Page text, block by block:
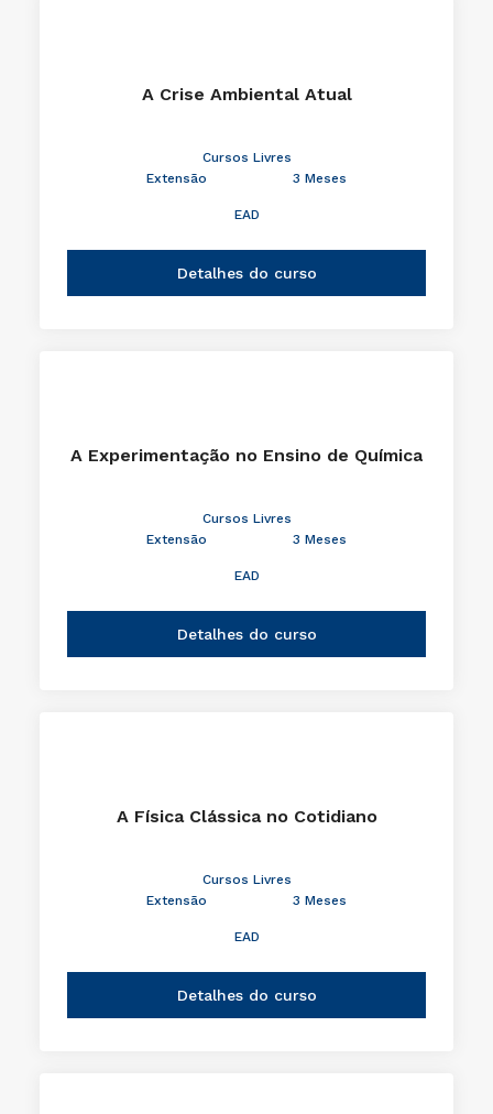
A Crise Ambiental Atual
Cursos Livres
Extensão
3 Meses
EAD
Detalhes do curso
A Experimentação no Ensino de Química
Cursos Livres
Extensão
3 Meses
EAD
Detalhes do curso
A Física Clássica no Cotidiano
Cursos Livres
Extensão
3 Meses
EAD
Detalhes do curso